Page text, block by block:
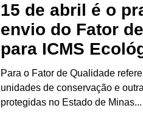
15 de abril é o
envio do Fator
para ICMS
Para o Fator de Qualidade
unidades de conservação e
protegidas no Estado de Minas...